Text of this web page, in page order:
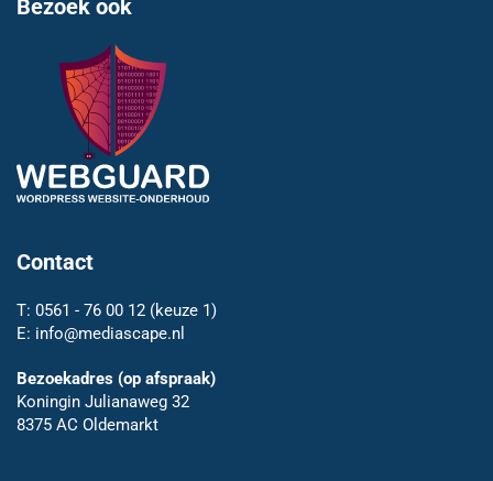
Bezoek ook
Contact
T: 0561 - 76 00 12 (keuze 1)
E: info@mediascape.nl
Bezoekadres (op afspraak)
Koningin Julianaweg 32
8375 AC Oldemarkt